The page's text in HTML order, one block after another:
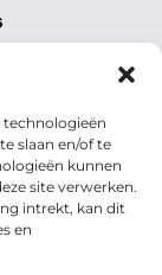
technologieën
slaan en/of te
kunnen
site verwerken.
intrekt, kan dit
en
uur